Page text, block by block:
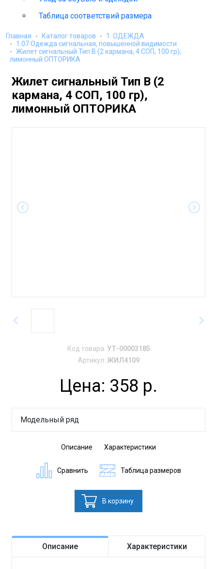
Таблица соответствий размера
Главная Каталог товаров
1. ОДЕЖДА
1.07 Одежда сигнальная, повышенной видимости
Жилет сигнальный Тип В (2 кармана, 4 СОП, 100 гр),
лимонный ОПТОРИКА
Жилет сигнальный Тип В (2
кармана, 4 СОП, 100 гр),
лимонный ОПТОРИКА
Код товара: УТ-00003185
Артикул: ЖИЛ4109
Цена: 358 р.
Модельный ряд
Описание Характеристики
Сравнить Таблица размеров
В корзину
Описание Характеристики